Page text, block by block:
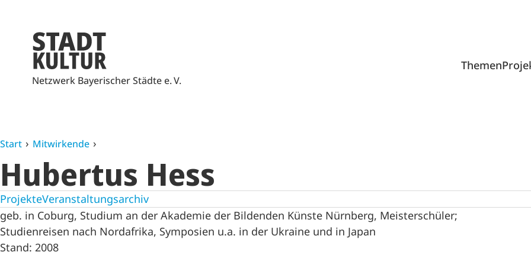
Netzwerk Bayerischer Städte e. V.
Themen
Start Mitwirkende
Hubertus Hess
ProjekteVeranstaltungsarchiv
geb. in Coburg, Studium an der Akademie der Bildenden Künste Nürnberg, Meisterschüler;
Studienreisen nach Nordafrika, Symposien u.a. in der Ukraine und in Japan
Stand: 2008